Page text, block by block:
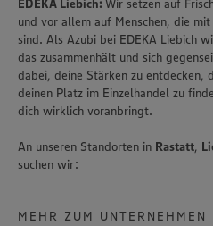
EDEKA Liebich:Wir setzen auf
und vor allem auf Menschen, die
sind. Als Azubi bei EDEKA Liebich
das zusammenhält und sich
dabei, deine Stärken zu entdecken,
deinen Platz im Einzelhandel zu
dich wirklich voranbringt.
An unseren Standorten in Rastatt,
suchen wir:
MEHR ZUM UNTERNEHMEN